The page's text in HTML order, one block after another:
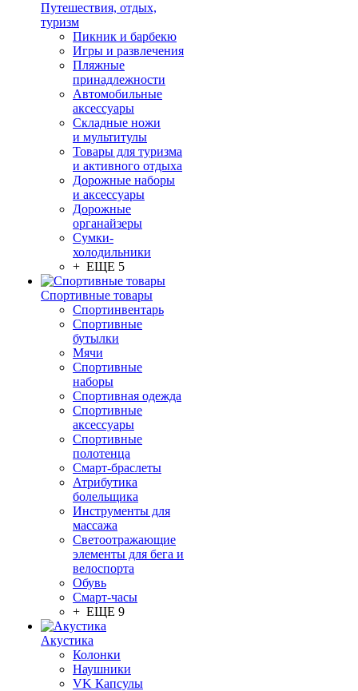
Путешествия, отдых,
туризм
Пикник и барбекю
Игры и развлечения
Пляжные
принадлежности
Автомобильные
аксессуары
Складные ножи
и мультитулы
Товары для туризма
и активного отдыха
Дорожные наборы
и аксессуары
Дорожные
органайзеры
Сумки-
холодильники
+ ЕЩЕ 5
Спортивные товары
Спортинвентарь
Спортивные
бутылки
Мячи
Спортивные
наборы
Спортивная одежда
Спортивные
аксессуары
Спортивные
полотенца
Смарт-браслеты
Атрибутика
болельщика
Инструменты для
массажа
Светоотражающие
элементы для бега и
велоспорта
Обувь
Смарт-часы
+ ЕЩЕ 9
Акустика
Колонки
Наушники
VK Капсулы